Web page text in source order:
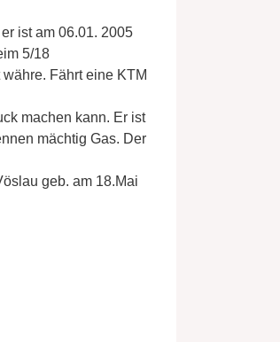
ist am 06.01. 2005
5/18
Fährt eine KTM
machen kann. Er ist
mächtig Gas. Der
geb. am 18.Mai